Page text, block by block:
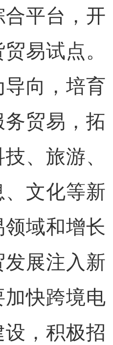
合平台，开
易试点。
向，培育
贸易，拓
、旅游、
文化等新
域和增长
发展注入新
快跨境电
，积极招